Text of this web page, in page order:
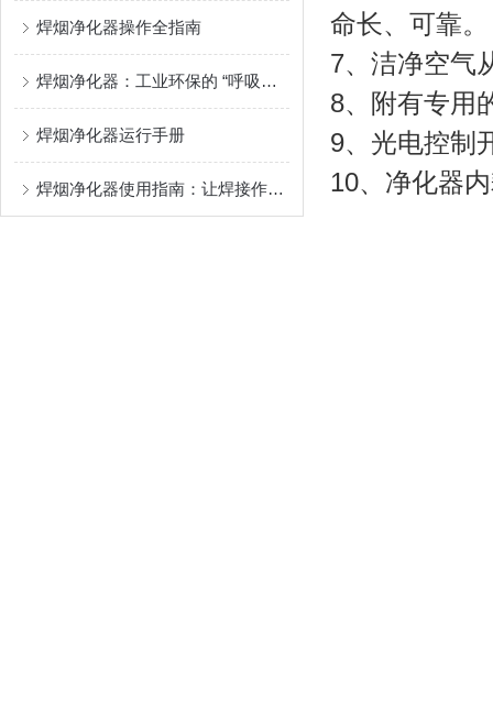
焊烟净化器操作全指南
焊烟净化器：工业环保的 “呼吸卫士”
焊烟净化器运行手册
焊烟净化器使用指南：让焊接作业更安全环保
命长、可靠。
7、洁净空气
8、附有专用
9、光电控制
10、净化器